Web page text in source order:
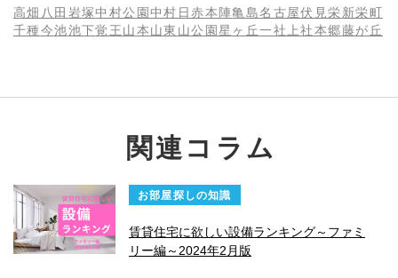
高畑 八田 岩塚中村公園中村日赤本陣亀島名古屋伏見栄新栄町
千種今池池下覚王山本山東山公園星ヶ丘一社上社本郷藤が丘
関連コラム
お部屋探しの知識
賃貸住宅に欲しい設備ランキング～ファミ
リー編～2024年2月版